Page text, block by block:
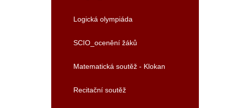
Logická olympiáda
SCIO_ocenění žáků
Matematická soutěž - Klokan
Recitační soutěž